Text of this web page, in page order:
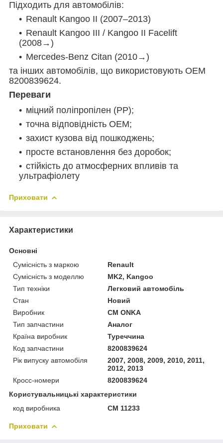
Підходить для автомобілів:
Renault Kangoo II (2007–2013)
Renault Kangoo III / Kangoo II Facelift
(2008→)
Mercedes-Benz Citan (2010→)
та інших автомобілів, що використовують OEM
8200839624.
Переваги
міцний поліпропілен (PP);
точна відповідність OEM;
захист кузова від пошкоджень;
просте встановлення без доробок;
стійкість до атмосферних впливів та
ультрафіолету
Приховати
Характеристики
Основні
Сумісність з маркою
Renault
Сумісність з моделлю
MK2, Kangoo
Тип техніки
Легковий автомобіль
Стан
Новий
Виробник
CM ONKA
Тип запчастини
Аналог
Країна виробник
Туреччина
Код запчастини
8200839624
Рік випуску автомобіля
2007, 2008, 2009, 2010, 2011,
2012, 2013
Кросс-номери
8200839624
Користувальницькі характеристики
код виробника
CM 11233
Приховати